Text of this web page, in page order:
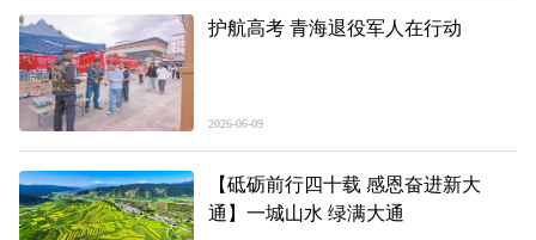
护航高考 青海退役军人在行动
2026-06-09
【砥砺前行四十载 感恩奋进新大
通】一城山水 绿满大通